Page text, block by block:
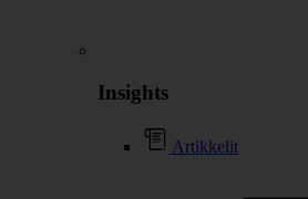
Insights
Artikkelit